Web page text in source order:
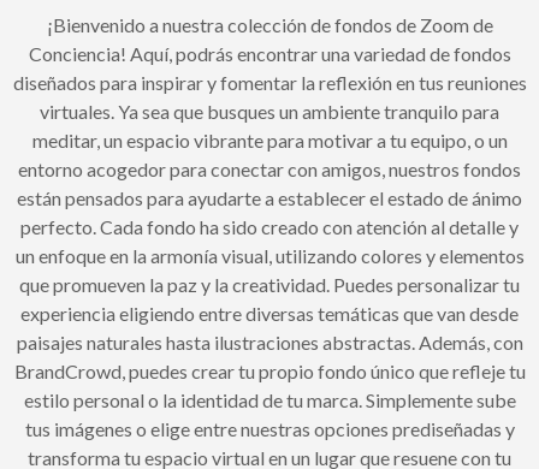
¡Bienvenido a nuestra colección de fondos de Zoom de
Conciencia! Aquí, podrás encontrar una variedad de fondos
diseñados para inspirar y fomentar la reflexión en tus reuniones
virtuales. Ya sea que busques un ambiente tranquilo para
meditar, un espacio vibrante para motivar a tu equipo, o un
entorno acogedor para conectar con amigos, nuestros fondos
están pensados para ayudarte a establecer el estado de ánimo
perfecto. Cada fondo ha sido creado con atención al detalle y
un enfoque en la armonía visual, utilizando colores y elementos
que promueven la paz y la creatividad. Puedes personalizar tu
experiencia eligiendo entre diversas temáticas que van desde
paisajes naturales hasta ilustraciones abstractas. Además, con
BrandCrowd, puedes crear tu propio fondo único que refleje tu
estilo personal o la identidad de tu marca. Simplemente sube
tus imágenes o elige entre nuestras opciones prediseñadas y
transforma tu espacio virtual en un lugar que resuene con tu